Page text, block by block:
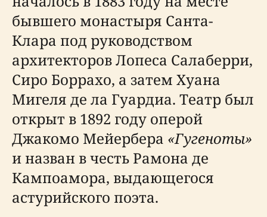
бывшего монастыря Санта-
Клара под руководством
архитекторов Лопеса Салаберри,
Сиро Боррахо, а затем Хуана
Мигеля де ла Гуардиа. Театр был
открыт в 1892 году оперой
Джакомо Мейербера «Гугеноты»
и назван в честь Рамона де
Кампоамора, выдающегося
астурийского поэта.